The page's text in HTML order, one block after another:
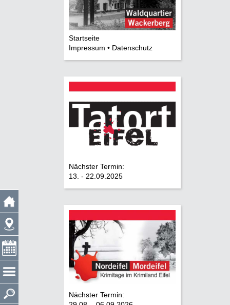
Startseite
Impressum • Datenschutz
Nächster Termin:
13. - 22.09.2025
Nächster Termin: